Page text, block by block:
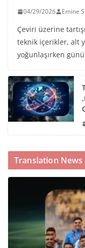
04/29/2026 Emine
Çeviri üzerine
teknik içerikler, alt
yoğunlaşırken
Translation News